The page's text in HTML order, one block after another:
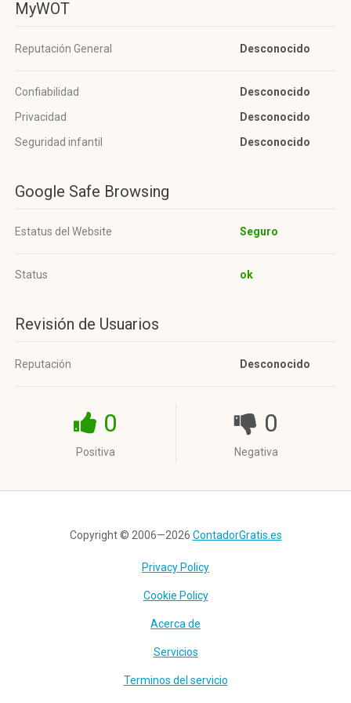
MyWOT
Reputación General Desconocido
Confiabilidad
Desconocido
Privacidad
Desconocido
Seguridad infantil
Desconocido
Google Safe Browsing
Estatus del Website Seguro
Status ok
Revisión de Usuarios
Reputación Desconocido
0
Positiva
0
Negativa
Copyright © 2006—2026 ContadorGratis.es
Privacy Policy
Cookie Policy
Acerca de
Servicios
Terminos del servicio